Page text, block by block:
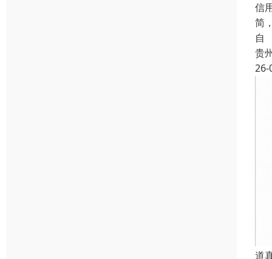
信
简
自
贵
26-
道